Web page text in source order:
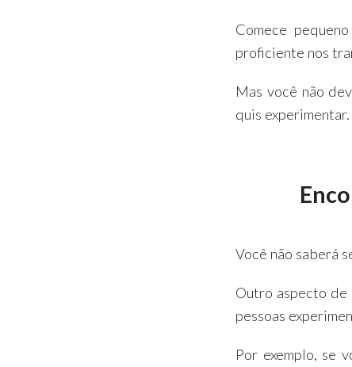
Comece
proficiente nos
Mas você não
quis experimentar.
Você não saberá
Outro aspecto de
pessoas
Por exemplo, se